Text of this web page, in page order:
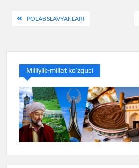
PostPOLAB SLAVYANLARI
Milliylik-millat ko’zgusi